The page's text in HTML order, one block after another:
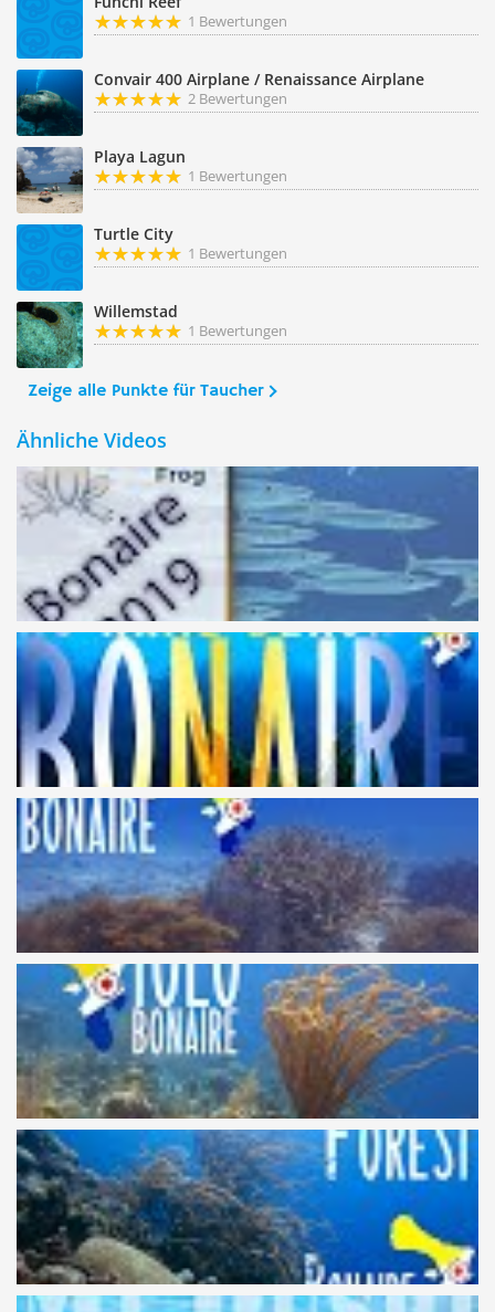
1 Bewertungen
Convair 400 Airplane / Renaissance Airplane
2 Bewertungen
Playa Lagun
1 Bewertungen
Turtle City
1 Bewertungen
Willemstad
1 Bewertungen
Zeige alle Punkte für Taucher
Ähnliche Videos